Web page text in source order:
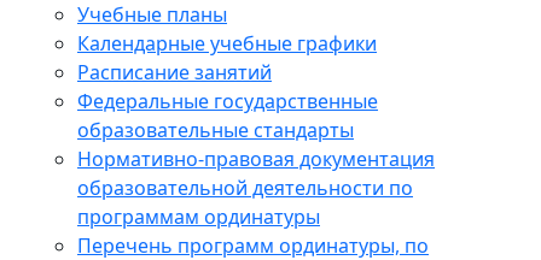
Учебные планы
Календарные учебные графики
Расписание занятий
Федеральные государственные
образовательные стандарты
Нормативно-правовая документация
образовательной деятельности по
программам ординатуры
Перечень программ ординатуры, по